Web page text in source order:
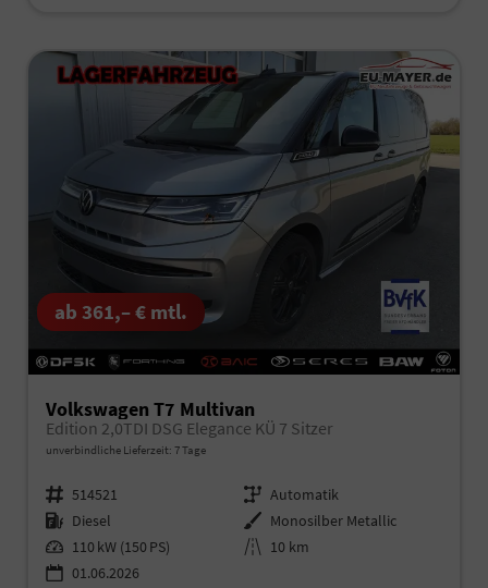
ab 361,– € mtl.
Volkswagen T7 Multivan
Edition 2,0TDI DSG Elegance KÜ 7 Sitzer
unverbindliche Lieferzeit: 7 Tage
Fahrzeugnr. 514521 Getriebe Automatik
Kraftstoff Diesel Außenfarbe Monosilber Metallic
Leistung 110 kW (150 PS) Kilometerstand 10 km
01.06.2026